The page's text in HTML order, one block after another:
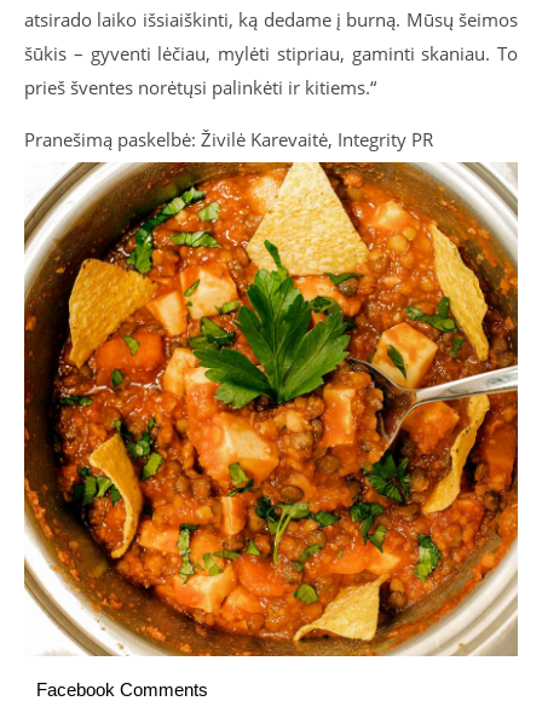
atsirado laiko išsiaiškinti, ką dedame į burną. Mūsų šeimos
šūkis – gyventi lėčiau, mylėti stipriau, gaminti skaniau. To
prieš šventes norėtųsi palinkėti ir kitiems.“
Pranešimą paskelbė: Živilė Karevaitė, Integrity PR
Facebook Comments